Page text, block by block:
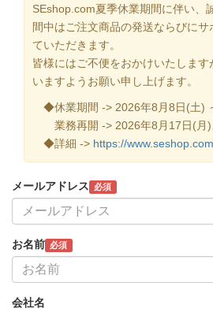
SEshop.com夏季休業期間に伴い、
間中はご注文商品の発送ならびに
ていただきます。
皆様にはご不便をおかけいたします
いますようお願い申し上げます。
◆休業期間 -> 2026年8月8日(土)
業務再開 -> 2026年8月17日(月)
◆詳細 -> https://
メールアドレス 必須
お名前 必須
会社名